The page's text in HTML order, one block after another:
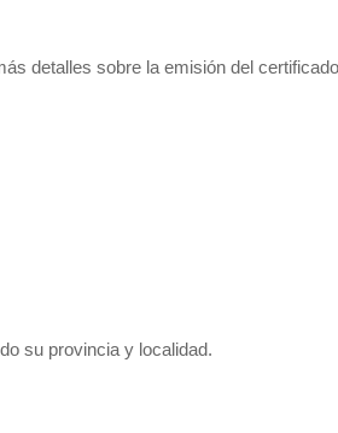
detalles sobre la emisión del
su provincia y localidad.